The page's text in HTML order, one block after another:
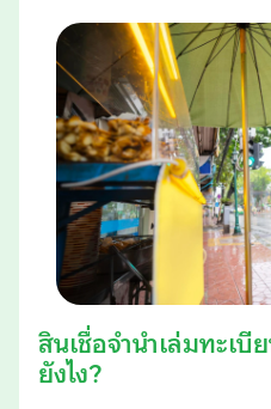
สินเชื่อจำนำเล่มทะเบี
ยังไง?